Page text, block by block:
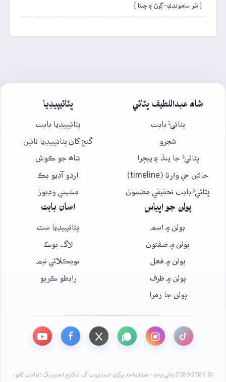
[ سُر سامونڊي - ڳرڻ ۽ چنتا ]
شاھ عبداللطيف ڀٽائي
ڀٽائيءَ بابت
شجرو
ڀٽائيءَ جا پنڌ ۽ پيچرا
حالتن جي وارتا (timeline)
ڀٽائيءَ بابت تحقيقي مضمون
ڀٽائيپيڊيا
ڀٽائيپيڊيا بابت
گنج کان ڀٽائيپيڊيا تائين
شاھ جو ڪوش
اردو آڊيو بڪ
مشيني وڊيوز
ٻولن جو اڀياس
ٻولن ۾ اسم
ٻولن ۾ صفتون
ٻولن ۾ فعل
ٻولن ۾ ظرف
ٻولن جا زمرا
اسان بابت
ڀٽائيپيڊيا سٿ
لاگ بوڪ
نويڪلائي نيم
رابطو ڪريو
© 2020-2026 ڀٽائي پيڊيا - عبدالماجد ڀرڳڙي انسٽيٽيوٽ آف لئنگئيج انجنيئرنگ (ثقافت کاتو،